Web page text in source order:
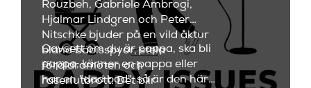
och fräscha drinkar.
Rouzbeh, Gabriele Ambrogi,
Hjalmar Lindgren och Peter
Nitschke bjuder på en vild åktur
bland bäbisspyor, stela
föräldramöten och
raseriutbrott. Det blir
Oavsett om du är pappa, ska bli
pappa, känner en pappa eller
har en "dad bod", så är den här